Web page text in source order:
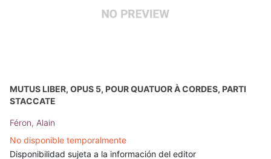
MUTUS LIBER, OPUS 5, POUR QUATUOR À CORDES, PARTI
STACCATE
Féron, Alain
No disponible temporalmente
Disponibilidad sujeta a la información del editor